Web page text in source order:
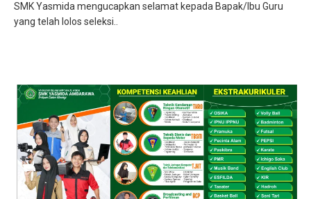
SMK Yasmida mengucapkan selamat kepada Bapak/Ibu Guru
yang telah lolos seleksi..